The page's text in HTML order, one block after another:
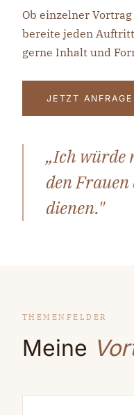
Ob einzelner
bereite jeden
gerne Inhalt und
JETZT
„Ich würde
den Frauen
dienen."
THEMENFELDER
Meine